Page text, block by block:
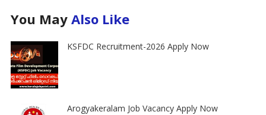
You May Also Like
KSFDC Recruitment-2026 Apply Now
Arogyakeralam Job Vacancy Apply Now